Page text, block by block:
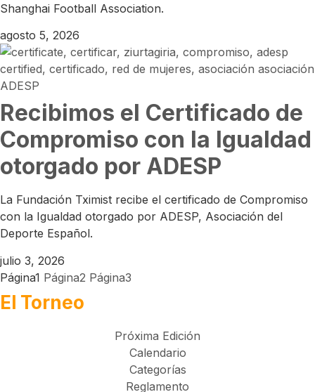
Shanghai Football Association.
agosto 5, 2026
Recibimos el Certificado de
Compromiso con la Igualdad
otorgado por ADESP
La Fundación Tximist recibe el certificado de Compromiso
con la Igualdad otorgado por ADESP, Asociación del
Deporte Español.
julio 3, 2026
Página1 Página2 Página3
El Torneo
Próxima Edición
Calendario
Categorías
Reglamento